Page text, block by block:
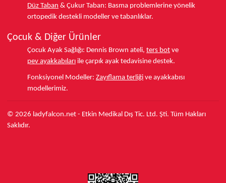
Düz Taban & Çukur Taban: Basma problemlerine yönelik
ortopedik destekli modeller ve tabanlıklar.
Çocuk & Diğer Ürünler
Çocuk Ayak Sağlığı: Dennis Brown ateli, ters bot ve
pev ayakkabıları ile çarpık ayak tedavisine destek.
Fonksiyonel Modeller: Zayıflama terliği ve ayakkabısı
modellerimiz.
© 2026 ladyfalcon.net - Etkin Medikal Dış Tic. Ltd. Şti. Tüm Hakları
Saklıdır.